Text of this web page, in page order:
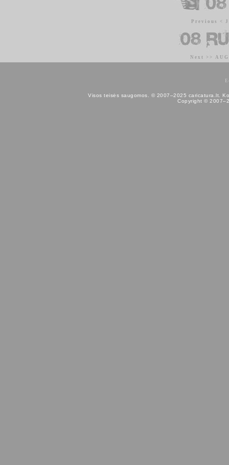
Previous <
Next >>
Visos teisės saugomos. © 2007–2025 caricatura.lt.
Copyright ©